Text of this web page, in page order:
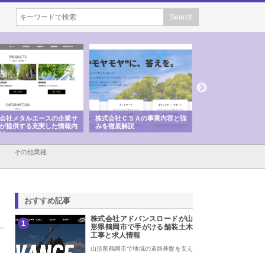
企業サ
情報内
株式会社ＣＳＡの事業内容と強
みを徹底解説
株式会社山形道路が手がける舗
その他業種
おすすめ記事
1
株式会社アドバンスロードが山
形県鶴岡市で手がける舗装土木
工事と求人情報
山形県鶴岡市で地域の道路基盤を支え